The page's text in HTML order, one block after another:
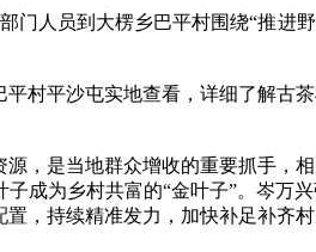
人员到大楞乡巴平村围绕“推进
平沙屯实地查看，详细了解古
是当地群众增收的重要抓手，
成为乡村共富的“金叶子”。岑
，持续精准发力，加快补足补齐